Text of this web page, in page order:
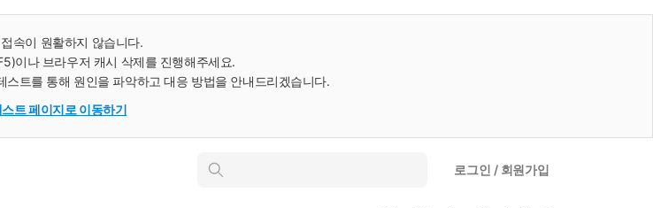
속이 원활하지 않습니다.
이나 브라우저 캐시 삭제를 진행해주세요.
트를 통해 원인을 파악하고 대응 방법을 안내드리겠습니다.
트 페이지로 이동하기
인
로그인 / 회원가입